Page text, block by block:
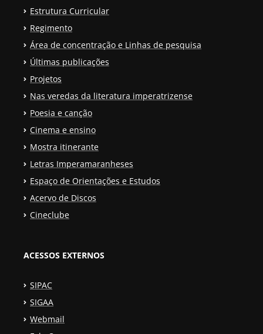
Estrutura Curricular
Regimento
Área de concentração e Linhas de pesquisa
Últimas publicações
Projetos
Nas veredas da literatura imperatrizense
Poesia e canção
Cinema e ensino
Mostra itinerante
Letras Imperamaranheses
Espaço de Orientações e Estudos
Acervo de Discos
Cineclube
ACESSOS EXTERNOS
SIPAC
SIGAA
Webmail